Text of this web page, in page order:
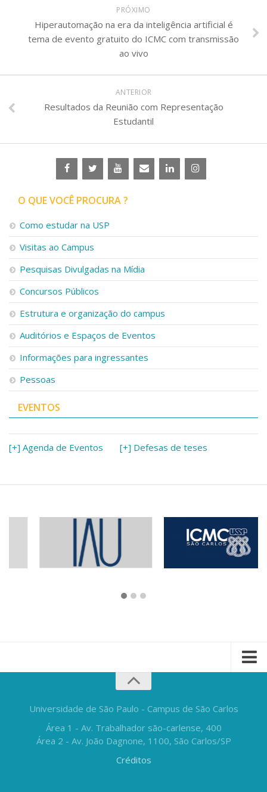
PRÓXIMO
Hiperautomação na era da inteligência artificial é
tema de evento gratuito do ICMC com transmissão
ao vivo
ANTERIOR
Resultados da Reunião com Representação
Estudantil
O QUE VOCÊ PROCURA ?
Como estudar na USP
Visitas ao Campus
Pesquisas Divulgadas na Mídia
Concursos Públicos
Estrutura e organização do campus
Auditórios e Espaços de Eventos
Informações para ingressantes
Pessoas
EVENTOS
[+] Agenda de Eventos [+] Defesas de teses
Universidade de São Paulo - Campus de São Carlos
Área 1 - Av. Trabalhador são-carlense, 400
Área 2 - Av. João Dagnone, 1100, São Carlos/SP
Créditos